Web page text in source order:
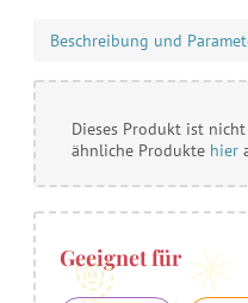
Beschreibung und
Dieses Produkt ist
ähnliche Produkte hier
Geeignet für